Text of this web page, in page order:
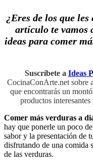
¿Eres de los que
artículo te vamos
ideas para comer
Suscríbete a Ideas
CocinaConArte.net sobre
que encontrarás un
productos
Comer más verduras a
hay que ponerle un poco
sabor y la presentación de
disfrutando de una comida
de las verduras.